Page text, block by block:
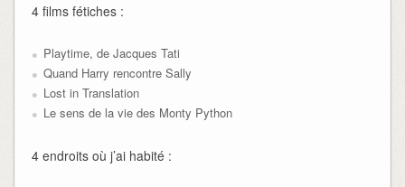
4 films fétiches :
Playtime, de Jacques Tati
Quand Harry rencontre Sally
Lost in Translation
Le sens de la vie des Monty Python
4 endroits où j’ai habité :